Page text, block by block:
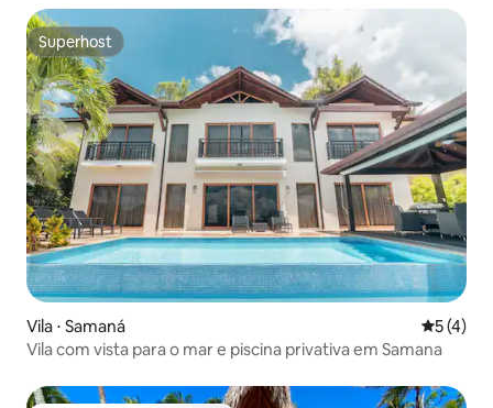
Superhost
Superhost
Vila ⋅ Samaná 5 de
5 (4)
Vila com vista para o mar e piscina privativa em Samana